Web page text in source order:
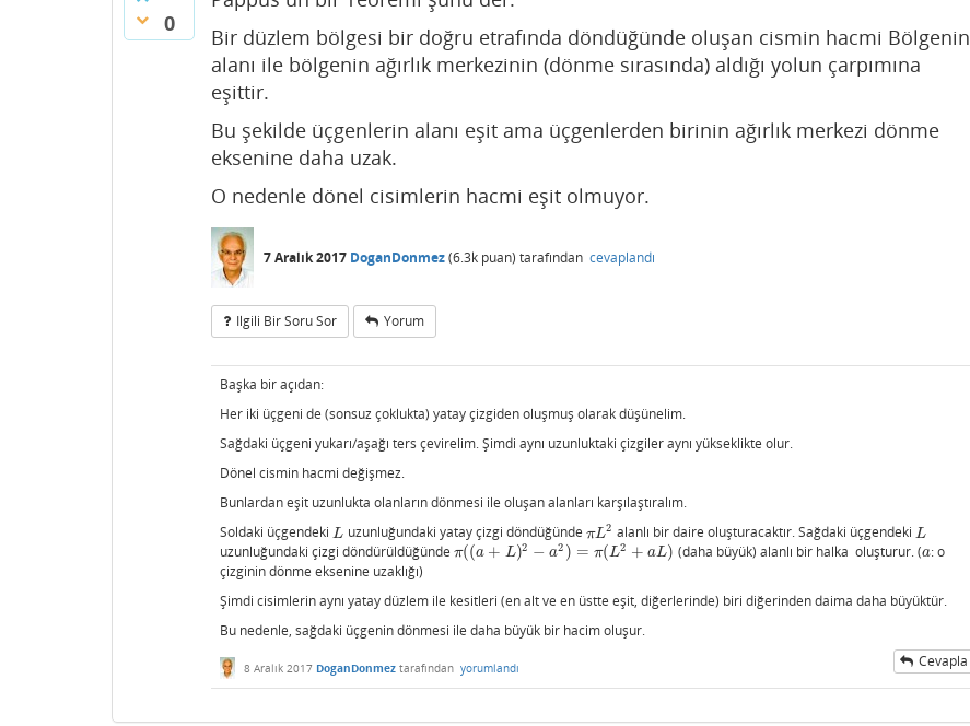
0
Bir düzlem bölgesi bir doğru etrafında döndüğünde oluşan cismin hacmi Bölgenin
alanı ile bölgenin ağırlık merkezinin (dönme sırasında) aldığı yolun çarpımına
eşittir.
Bu şekilde üçgenlerin alanı eşit ama üçgenlerden birinin ağırlık merkezi dönme
eksenine daha uzak.
O nedenle dönel cisimlerin hacmi eşit olmuyor.
7 Aralık 2017 DoganDonmez(6.3k puan) tarafından cevaplandı
Ilgili Bir Soru Sor Yorum
Başka bir açıdan:
Her iki üçgeni de (sonsuz çoklukta) yatay çizgiden oluşmuş olarak düşünelim.
Sağdaki üçgeni yukarı/aşağı ters çevirelim. Şimdi aynı uzunluktaki çizgiler aynı yükseklikte olur.
Dönel cismin hacmi değişmez.
Bunlardan eşit uzunlukta olanların dönmesi ile oluşan alanları karşılaştıralım.
Soldaki üçgendeki L
L uzunluğundaki yatay çizgi döndüğünde πL2
πL2 alanlı bir daire oluşturacaktır. Sağdaki üçgendeki L
L
uzunluğundaki çizgi döndürüldüğünde π((a + L)2 − a2 ) = π(L2 + aL)
π((a+ L)2 −a2 =π (L2+ aL (daha büyük) alanlı bir halka oluşturur. (a
a: o
çizginin dönme eksenine uzaklığı)
Şimdi cisimlerin aynı yatay düzlem ile kesitleri (en alt ve en üstte eşit, diğerlerinde) biri diğerinden daima daha büyüktür.
Bu nedenle, sağdaki üçgenin dönmesi ile daha büyük bir hacim oluşur.
8 Aralık 2017 DoganDonmez tarafından yorumlandı Cevapla